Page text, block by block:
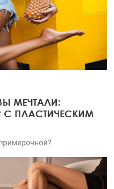
МЕЧТАЛИ:
С ПЛАСТИЧЕСКИМ